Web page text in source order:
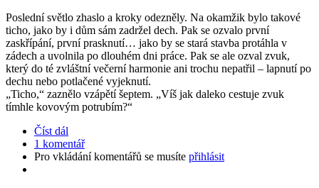
Poslední světlo zhaslo a kroky odezněly. Na okamžik bylo takové
ticho, jako by i dům sám zadržel dech. Pak se ozvalo první
zaskřípání, první prasknutí… jako by se stará stavba protáhla v
zádech a uvolnila po dlouhém dni práce. Pak se ale ozval zvuk,
který do té zvláštní večerní harmonie ani trochu nepatřil – lapnutí po
dechu nebo potlačené vyjeknutí.
„Ticho,“ zaznělo vzápětí šeptem. „Víš jak daleko cestuje zvuk
tímhle kovovým potrubím?“
Číst dál
1 komentář
Pro vkládání komentářů se musíte přihlásit